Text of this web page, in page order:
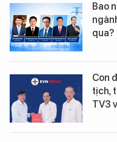
Bao
qua?
Con
tịch,
TV3